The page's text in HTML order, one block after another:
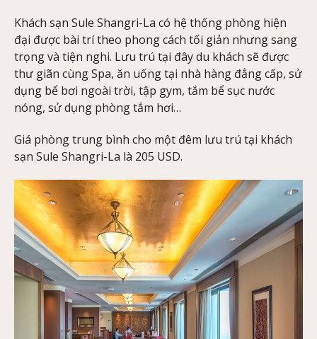
Khách sạn Sule Shangri-La có hệ thống phòng hiện
đại được bài trí theo phong cách tối giản nhưng sang
trọng và tiện nghi. Lưu trú tại đây du khách sẽ được
thư giãn cùng Spa, ăn uống tại nhà hàng đẳng cấp, sử
dụng bể bơi ngoài trời, tập gym, tắm bể sục nước
nóng, sử dụng phòng tắm hơi…
Giá phòng trung bình cho một đêm lưu trú tại khách
sạn Sule Shangri-La là 205 USD.